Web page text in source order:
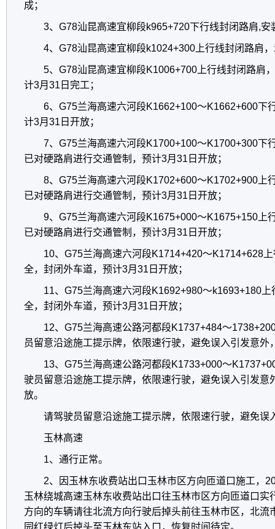
成；
3、G78汕昆高速宜柳段k965+720下行线封闭路肩,
4、G78汕昆高速宜柳段k1024+300上行线封闭路肩
5、G78汕昆高速宜柳段K1006+700上行线封闭路肩
计3月31日完工；
6、G75兰海高速六河段K1662+100～K1662+600下
计3月31日开放；
7、G75兰海高速六河段K1700+100～K1700+300下
已对硬路肩进行交通管制，预计3月31日开放；
8、G75兰海高速六河段K1702+600～K1702+900上
已对硬路肩进行交通管制，预计3月31日开放；
9、G75兰海高速六河段K1675+000～K1675+150上
已对硬路肩进行交通管制，预计3月31日开放；
10、G75兰海高速六河段K1714+420～K1714+628
全，封闭外车道，预计3月31日开放；
11、G75兰海高速六河段K1692+980～k1693+180
全，封闭外车道，预计3月31日开放；
12、G75兰海高速公路河都段K1737+484～
员留意沿途施工提示牌，依限速行驶，避免误入引发意外
13、G75兰海高速公路河都段K1733+000～
驶员留意沿途施工提示牌，依限速行驶，避免误入引发意
放。
请驾驶员留意沿途施工提示牌，依限速行驶，避免误
玉林高速
1、通行正常。
2、因玉林东收费站出口玉林市区方向匝道口施工，
玉林绕城高速玉林东收费站出口往玉林市区方向匝道口实
方向的车辆请往北流方向行驶后掉头前往玉林市区，北流
园红绿灯后掉头至玉林东站入口，恢复时间待定。